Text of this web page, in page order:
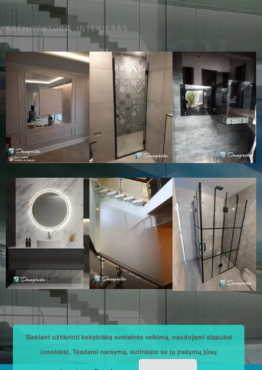
ARCHITEKTŪRA, INTERJERAS
Siekiant užtikrinti kokybišką svetainės veikimą, naudojami slapukai
(cookies). Tęsdami naršymą, sutinkate su jų įrašymų jūsų